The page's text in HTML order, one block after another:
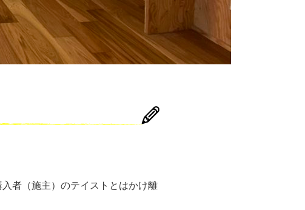
者（施主）のテイストとはかけ離